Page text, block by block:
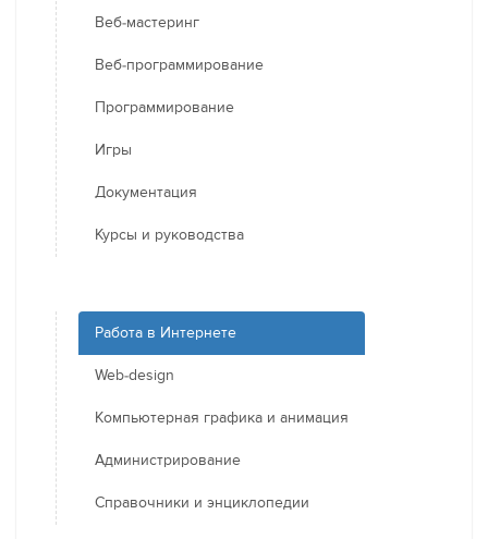
Веб-мастеринг
Веб-программирование
Программирование
Игры
Документация
Курсы и руководства
Работа в Интернете
Web-design
Компьютерная графика и анимация
Администрирование
Справочники и энциклопедии